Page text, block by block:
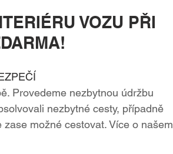
VOZU PŘI
Provedeme nezbytnou údržbu
nezbytné cesty, případně
možné cestovat. Více o našem